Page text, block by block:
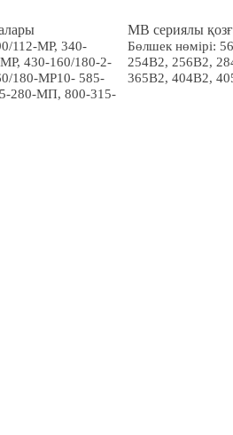
MB сериялы
112-MP, 340-
430-160/180-2-
180-MP10- 585-
280-МП, 800-315-
Бөлшек нөмірі:
254B2, 256B2,
365B2, 404B2,